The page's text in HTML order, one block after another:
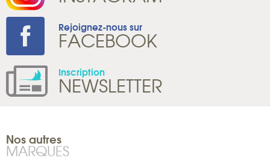
Rejoignez-nous sur
FACEBOOK
Inscription
NEWSLETTER
Nos autres
MARQUES